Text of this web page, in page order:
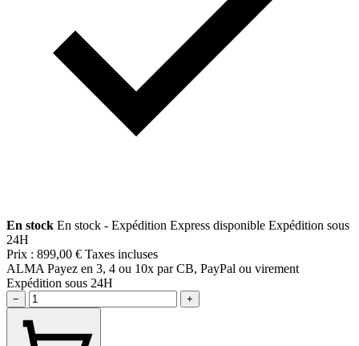
En stock En stock - Expédition Express disponible Expédition sous
24H
Prix : 899,00 € Taxes incluses
ALMA Payez en 3, 4 ou 10x par CB, PayPal ou virement
Expédition sous 24H
− +